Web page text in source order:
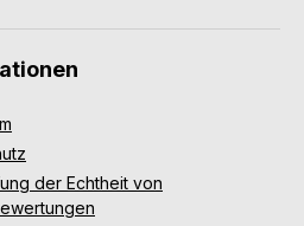
der Echtheit von